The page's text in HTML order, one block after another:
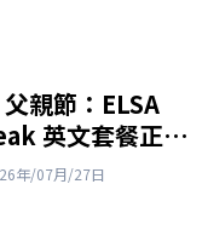
親節：ELSA
英文套餐正特
售
年/07月/27日